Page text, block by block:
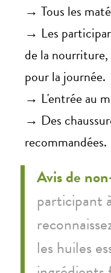
→ Tous les
→ Les
de la nourriture,
pour la journée.
→ L'entrée au
→ Des
recommandées.
Avis de
participant
les huiles